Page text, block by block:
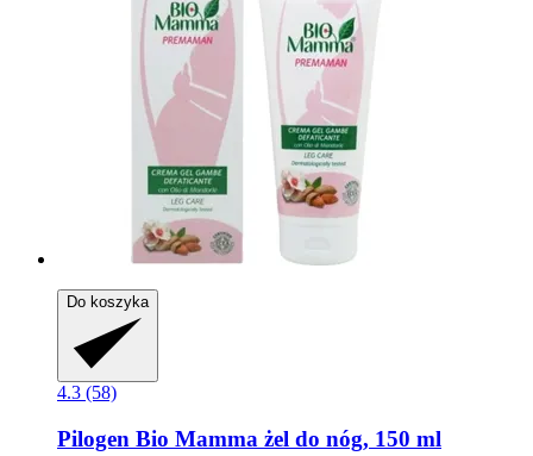
Do koszyka
4.3 (58)
Pilogen Bio Mamma żel do nóg, 150 ml